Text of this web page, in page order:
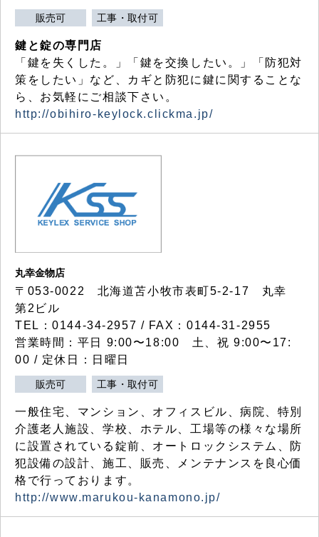
販売可 工事・取付可
鍵と錠の専門店
「鍵を失くした。」「鍵を交換したい。」「防犯対
策をしたい」など、カギと防犯に鍵に関することな
ら、お気軽にご相談下さい。
http://obihiro-keylock.clickma.jp/
丸幸金物店
〒053-0022 北海道苫小牧市表町5-2-17 丸幸
第2ビル
TEL：0144-34-2957 / FAX：0144-31-2955
営業時間：平日 9:00〜18:00 土、祝 9:00〜17:
00 / 定休日：日曜日
販売可 工事・取付可
一般住宅、マンション、オフィスビル、病院、特別
介護老人施設、学校、ホテル、工場等の様々な場所
に設置されている錠前、オートロックシステム、防
犯設備の設計、施工、販売、メンテナンスを良心価
格で行っております。
http://www.marukou-kanamono.jp/